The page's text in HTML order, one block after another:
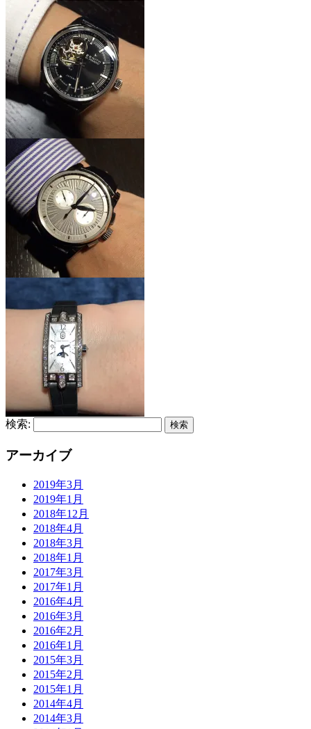
検索:
アーカイブ
2019年3月
2019年1月
2018年12月
2018年4月
2018年3月
2018年1月
2017年3月
2017年1月
2016年4月
2016年3月
2016年2月
2016年1月
2015年3月
2015年2月
2015年1月
2014年4月
2014年3月